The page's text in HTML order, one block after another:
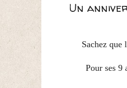
Un
Sachez que
Pour ses 9